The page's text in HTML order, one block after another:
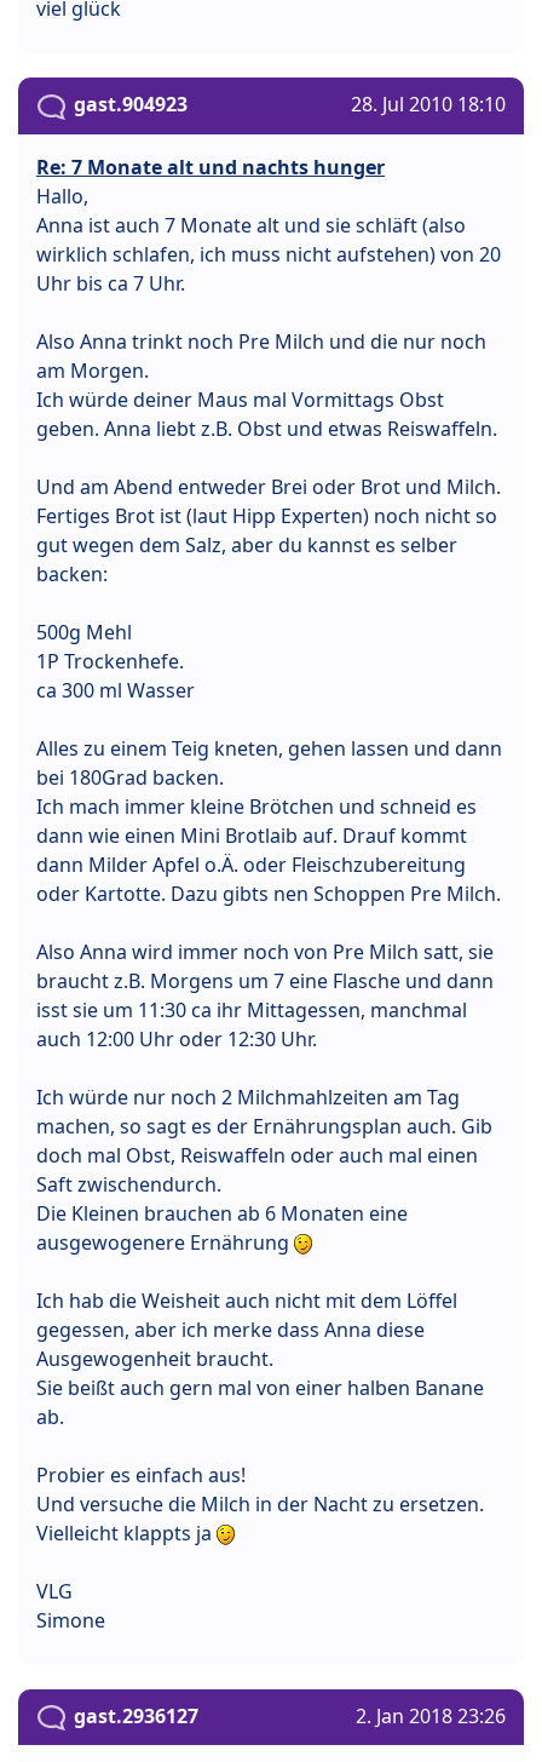
viel glück
gast.904923 28. Jul 2010 18:10
Re: 7 Monate alt und nachts hunger
Hallo,
Anna ist auch 7 Monate alt und sie schläft (also
wirklich schlafen, ich muss nicht aufstehen) von 20
Uhr bis ca 7 Uhr.
Also Anna trinkt noch Pre Milch und die nur noch
am Morgen.
Ich würde deiner Maus mal Vormittags Obst
geben. Anna liebt z.B. Obst und etwas Reiswaffeln.
Und am Abend entweder Brei oder Brot und Milch.
Fertiges Brot ist (laut Hipp Experten) noch nicht so
gut wegen dem Salz, aber du kannst es selber
backen:
500g Mehl
1P Trockenhefe.
ca 300 ml Wasser
Alles zu einem Teig kneten, gehen lassen und dann
bei 180Grad backen.
Ich mach immer kleine Brötchen und schneid es
dann wie einen Mini Brotlaib auf. Drauf kommt
dann Milder Apfel o.Ä. oder Fleischzubereitung
oder Kartotte. Dazu gibts nen Schoppen Pre Milch.
Also Anna wird immer noch von Pre Milch satt, sie
braucht z.B. Morgens um 7 eine Flasche und dann
isst sie um 11:30 ca ihr Mittagessen, manchmal
auch 12:00 Uhr oder 12:30 Uhr.
Ich würde nur noch 2 Milchmahlzeiten am Tag
machen, so sagt es der Ernährungsplan auch. Gib
doch mal Obst, Reiswaffeln oder auch mal einen
Saft zwischendurch.
Die Kleinen brauchen ab 6 Monaten eine
ausgewogenere Ernährung
Ich hab die Weisheit auch nicht mit dem Löffel
gegessen, aber ich merke dass Anna diese
Ausgewogenheit braucht.
Sie beißt auch gern mal von einer halben Banane
ab.
Probier es einfach aus!
Und versuche die Milch in der Nacht zu ersetzen.
Vielleicht klappts ja
VLG
Simone
gast.2936127 2. Jan 2018 23:26